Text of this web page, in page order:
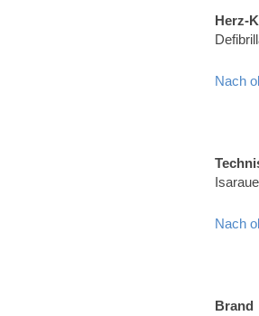
Herz-
Nach
Nach
Brand